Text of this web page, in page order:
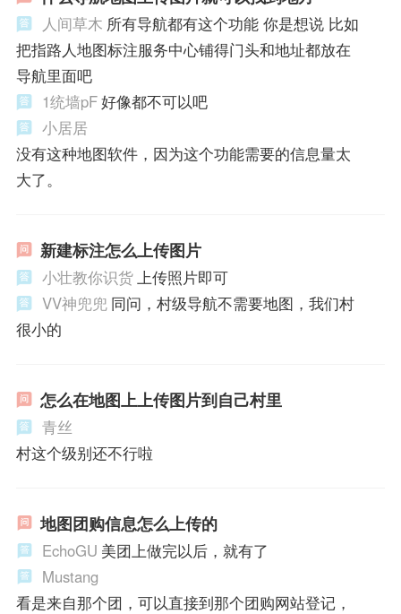
人间草木 所有导航都有这个功能 你是想说 比如
把指路人地图标注服务中心铺得门头和地址都放在
导航里面吧
1统墙pF好像都不可以吧
小居居
没有这种地图软件，因为这个功能需要的信息量太
大了。
新建标注怎么上传图片
小壮教你识货上传照片即可
VV神兜兜 同问，村级导航不需要地图，我们村
很小的
怎么在地图上上传图片到自己村里
青丝
村这个级别还不行啦
地图团购信息怎么上传的
EchoGU 美团上做完以后，就有了
Mustang
看是来自那个团，可以直接到那个团购网站登记，